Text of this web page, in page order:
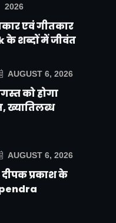
2026
एवं गीतकार
के शब्दों में जीवंत
AUGUST 6, 2026
को होगा
ख्यातिलब्ध
AUGUST 6, 2026
प्रकाश के